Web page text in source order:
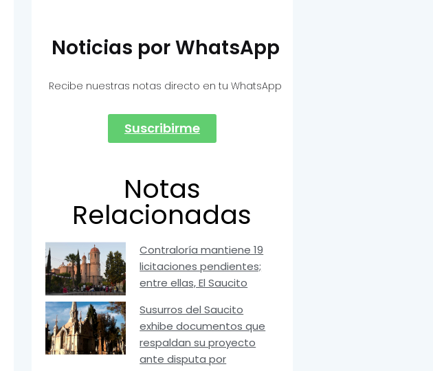
Noticias por WhatsApp
Recibe nuestras notas directo en tu WhatsApp
Suscribirme
Notas
Relacionadas
Contraloría mantiene 19
licitaciones pendientes;
entre ellas, El Saucito
Susurros del Saucito
exhibe documentos que
respaldan su proyecto
ante disputa por